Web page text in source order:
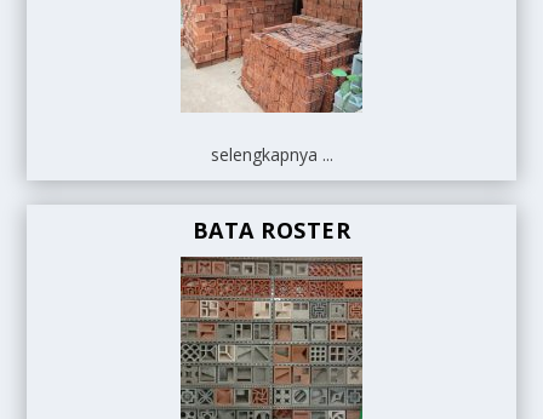
selengkapnya ...
BATA ROSTER